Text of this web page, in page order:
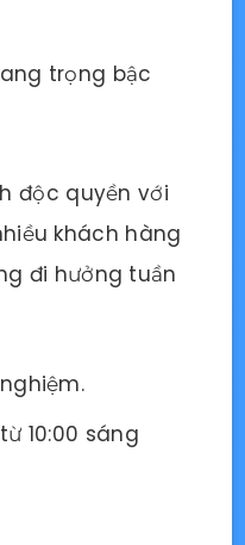
trọng bậc
độc quyền với
khách hàng
đi hưởng tuần
10:00 sáng